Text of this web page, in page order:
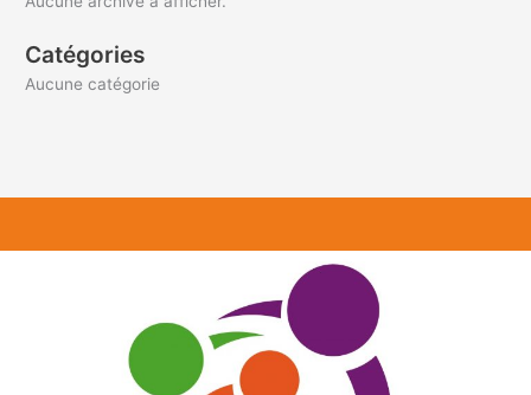
Catégories
Aucune catégorie